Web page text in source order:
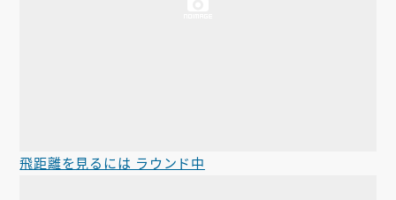
飛距離を見るには ラウンド中